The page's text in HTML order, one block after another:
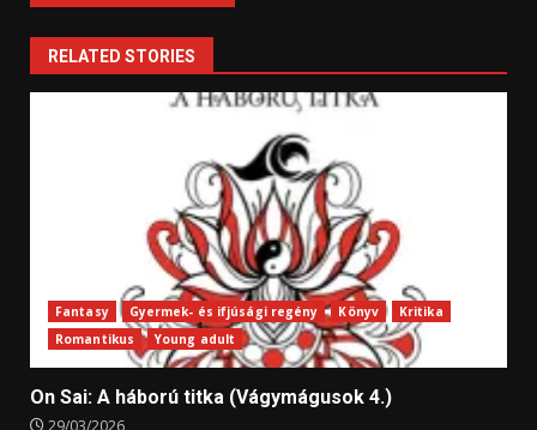
RELATED STORIES
Fantasy Gyermek- és ifjúsági regény Könyv
Kritika
Romantikus
Young adult
On Sai: A ​háború titka (Vágymágusok 4.)